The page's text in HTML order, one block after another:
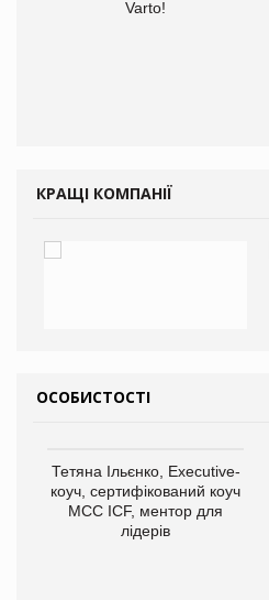
Varto!
КРАЩІ КОМПАНІЇ
ОСОБИСТОСТІ
Тетяна Ільєнко, Executive-
коуч, сертифікований коуч
МСС ICF, ментор для
лідерів